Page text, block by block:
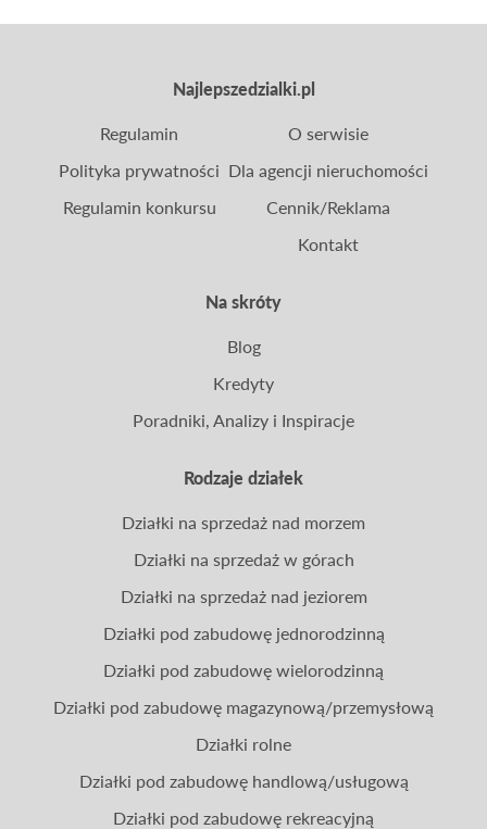
Najlepszedzialki.pl
Na skróty
Rodzaje działek
Regulamin
Polityka prywatności
Regulamin konkursu
O serwisie
Dla agencji nieruchomości
Cennik/Reklama
Kontakt
Blog
Kredyty
Poradniki, Analizy i Inspiracje
Działki na sprzedaż nad morzem
Działki na sprzedaż w górach
Działki na sprzedaż nad jeziorem
Działki pod zabudowę jednorodzinną
Działki pod zabudowę wielorodzinną
Działki pod zabudowę magazynową/przemysłową
Działki rolne
Działki pod zabudowę handlową/usługową
Działki pod zabudowę rekreacyjną